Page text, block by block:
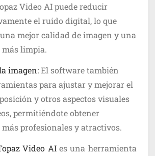
Video AI puede reducir
el ruido digital, lo que
mejor calidad de imagen y una
limpia.
imagen:El software también
para ajustar y mejorar el
y otros aspectos visuales
permitiéndote obtener
profesionales y atractivos.
Video AIes una herramienta